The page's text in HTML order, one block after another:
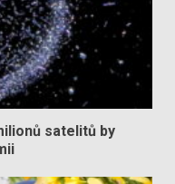
satelitů by